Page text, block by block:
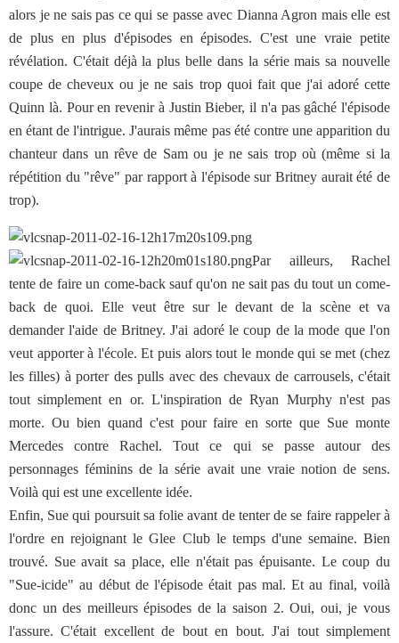
alors je ne sais pas ce qui se passe avec Dianna Agron mais elle est
de plus en plus d'épisodes en épisodes. C'est une vraie petite
révélation. C'était déjà la plus belle dans la série mais sa nouvelle
coupe de cheveux ou je ne sais trop quoi fait que j'ai adoré cette
Quinn là. Pour en revenir à Justin Bieber, il n'a pas gâché l'épisode
en étant de l'intrigue. J'aurais même pas été contre une apparition du
chanteur dans un rêve de Sam ou je ne sais trop où (même si la
répétition du "rêve" par rapport à l'épisode sur Britney aurait été de
trop).
Par ailleurs, Rachel
tente de faire un come-back sauf qu'on ne sait pas du tout un come-
back de quoi. Elle veut être sur le devant de la scène et va
demander l'aide de Britney. J'ai adoré le coup de la mode que l'on
veut apporter à l'école. Et puis alors tout le monde qui se met (chez
les filles) à porter des pulls avec des chevaux de carrousels, c'était
tout simplement en or. L'inspiration de Ryan Murphy n'est pas
morte. Ou bien quand c'est pour faire en sorte que Sue monte
Mercedes contre Rachel. Tout ce qui se passe autour des
personnages féminins de la série avait une vraie notion de sens.
Voilà qui est une excellente idée.
Enfin, Sue qui poursuit sa folie avant de tenter de se faire rappeler à
l'ordre en rejoignant le Glee Club le temps d'une semaine. Bien
trouvé. Sue avait sa place, elle n'était pas épuisante. Le coup du
"Sue-icide" au début de l'épisode était pas mal. Et au final, voilà
donc un des meilleurs épisodes de la saison 2. Oui, oui, je vous
l'assure. C'était excellent de bout en bout. J'ai tout simplement